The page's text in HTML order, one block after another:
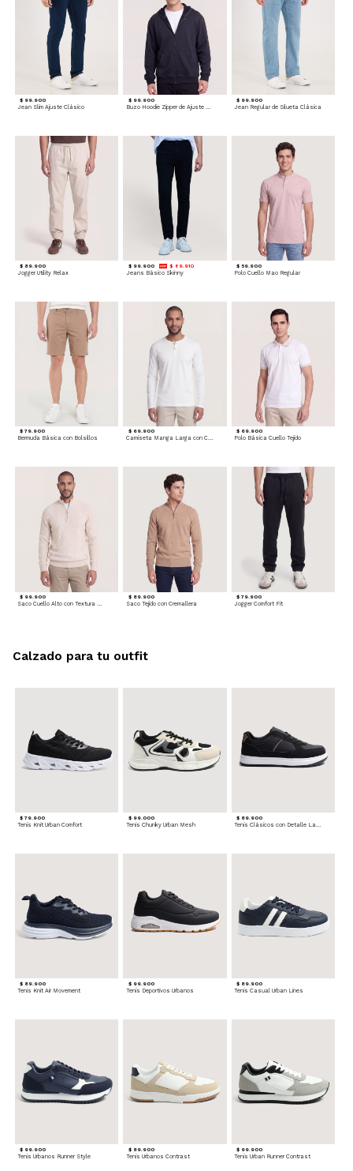
$ 99.900
Jean Slim Ajuste Clásico
$ 99.900
Buzo Hoodie Zipper de Ajuste Cómodo
$ 99.900
Jean Regular de Silueta Clásica
$ 89.900
Jogger Utility Relax
$ 99.900 $ 89.910
Jeans Básico Skinny
$ 59.900
Polo Cuello Mao Regular
$ 79.900
Bermuda Básica con Bolsillos
$ 69.900
Camiseta Manga Larga con Cuello Henley
$ 69.900
Polo Básica Cuello Tejido
$ 99.900
Saco Cuello Alto con Textura Trenzada
$ 89.900
Saco Tejido con Cremallera
$ 79.900
Jogger Comfort Fit
$ 79.900
Tenis Knit Urban Comfort
$ 99.000
Tenis Chunky Urban Mesh
$ 89.900
Tenis Clásicos con Detalle Lateral
$ 89.900
Tenis Knit Air Movement
$ 99.900
Tenis Deportivos Urbanos
$ 89.900
Tenis Casual Urban Lines
$ 99.900
Tenis Urbanos Runner Style
$ 89.900
Tenis Urbanos Contrast
$ 99.900
Tenis Urban Runner Contrast
Calzado para tu outfit